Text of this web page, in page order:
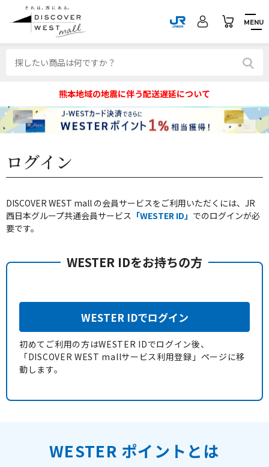
MENU
熊本地域の地震に伴う配送遅延について
ログイン
DISCOVER WEST mall の会員サービスをご利用いただくには、JR
西日本グループ共通会員サービス 「WESTER ID」 でのログインが必
要です。
WESTER IDをお持ちの方
WESTER IDでログイン
初めてご利用の方はWESTER IDでログイン後、
「DISCOVER WEST mallサービス利用登録」ページに移
動します。
WESTER ポイントとは